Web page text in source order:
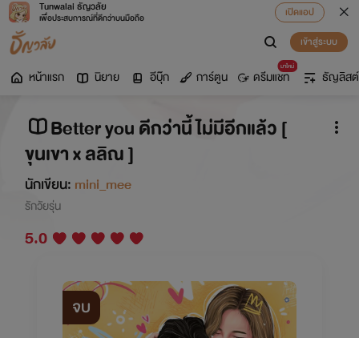
Tunwalai ธัญวลัย
เพื่อประสบการณ์ที่ดีกว่าบนมือถือ
เปิดแอป
เข้าสู่ระบบ
หน้าแรก นิยาย อีบุ๊ก การ์ตูน
มาใหม่
ดรีมแชท ธัญลิสต์
Better you ดีกว่านี้ ไม่มีอีกแล้ว [
ขุนเขา x ลลิณ ]
นักเขียน: mini_mee
รักวัยรุ่น
5.0
จบ